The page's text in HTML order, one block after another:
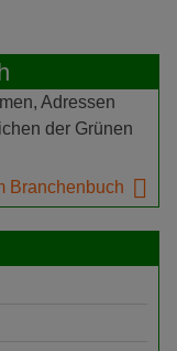
Adressen
der Grünen
Branchenbuch